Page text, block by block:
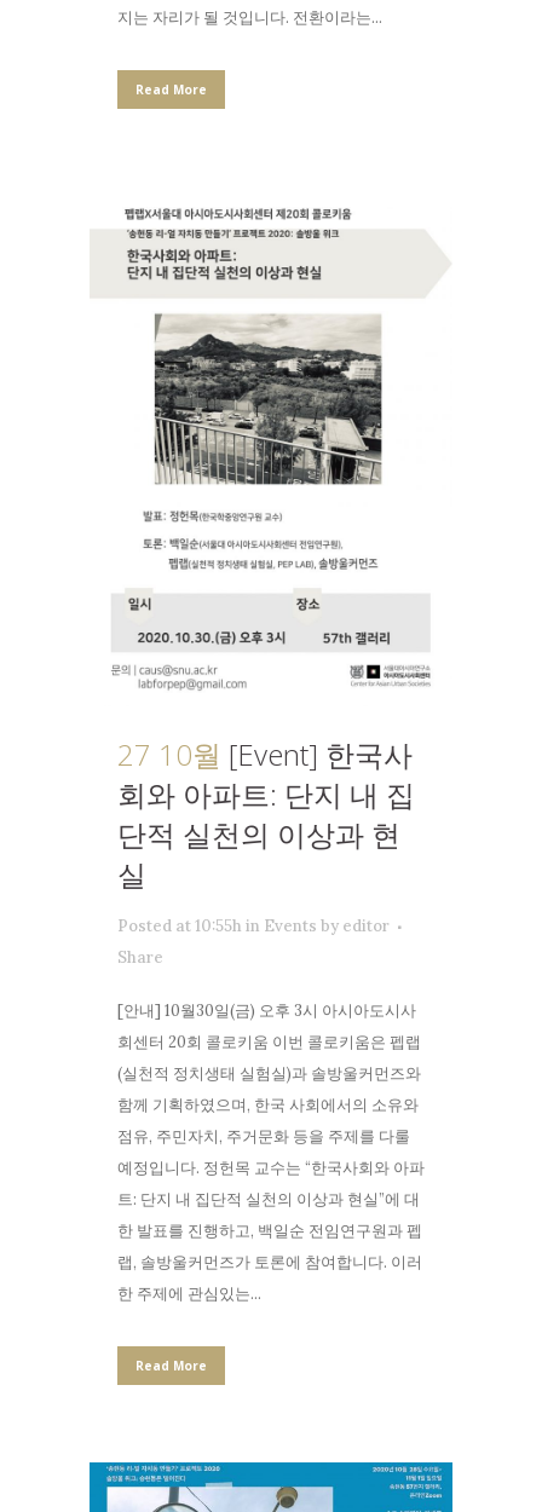
지는 자리가 될 것입니다. 전환이라는...
Read More
27 10월 [Event] 한국사
회와 아파트: 단지 내 집
단적 실천의 이상과 현
실
Posted at 10:55h in Events by editor
Share
[안내] 10월30일(금) 오후 3시 아시아도시사
회센터 20회 콜로키움 이번 콜로키움은 펩랩
(실천적 정치생태 실험실)과 솔방울커먼즈와
함께 기획하였으며, 한국 사회에서의 소유와
점유, 주민자치, 주거문화 등을 주제를 다룰
예정입니다. 정헌목 교수는 “한국사회와 아파
트: 단지 내 집단적 실천의 이상과 현실”에 대
한 발표를 진행하고, 백일순 전임연구원과 펩
랩, 솔방울커먼즈가 토론에 참여합니다. 이러
한 주제에 관심있는...
Read More